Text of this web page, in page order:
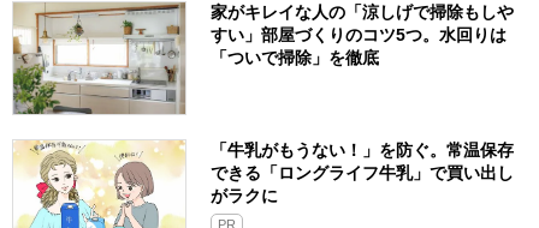
家がキレイな人の「涼しげで掃除もしや
すい」部屋づくりのコツ5つ。水回りは
「ついで掃除」を徹底
「牛乳がもうない！」を防ぐ。常温保存
できる「ロングライフ牛乳」で買い出し
がラクに
PR